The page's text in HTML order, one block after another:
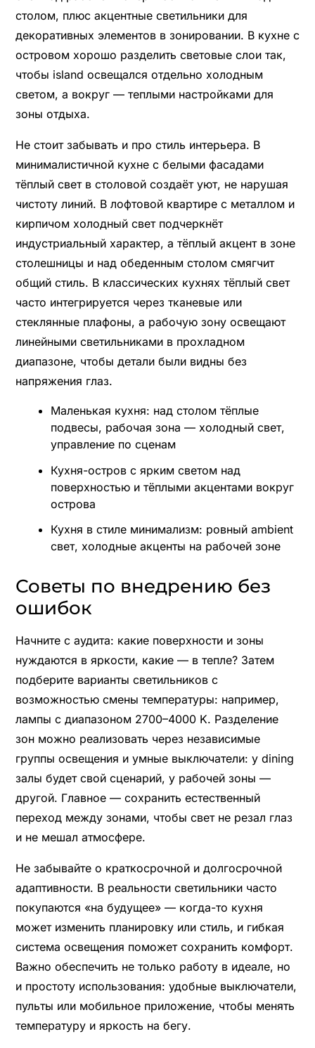
столом, плюс акцентные светильники для
декоративных элементов в зонировании. В кухне с
островом хорошо разделить световые слои так,
чтобы island освещался отдельно холодным
светом, а вокруг — теплыми настройками для
зоны отдыха.
Не стоит забывать и про стиль интерьера. В
минималистичной кухне с белыми фасадами
тёплый свет в столовой создаёт уют, не нарушая
чистоту линий. В лофтовой квартире с металлом и
кирпичом холодный свет подчеркнёт
индустриальный характер, а тёплый акцент в зоне
столешницы и над обеденным столом смягчит
общий стиль. В классических кухнях тёплый свет
часто интегрируется через тканевые или
стеклянные плафоны, а рабочую зону освещают
линейными светильниками в прохладном
диапазоне, чтобы детали были видны без
напряжения глаз.
Маленькая кухня: над столом тёплые
подвесы, рабочая зона — холодный свет,
управление по сценам
Кухня-остров с ярким светом над
поверхностью и тёплыми акцентами вокруг
острова
Кухня в стиле минимализм: ровный ambient
свет, холодные акценты на рабочей зоне
Советы по внедрению без
ошибок
Начните с аудита: какие поверхности и зоны
нуждаются в яркости, какие — в тепле? Затем
подберите варианты светильников с
возможностью смены температуры: например,
лампы с диапазоном 2700–4000 K. Разделение
зон можно реализовать через независимые
группы освещения и умные выключатели: у dining
залы будет свой сценарий, у рабочей зоны —
другой. Главное — сохранить естественный
переход между зонами, чтобы свет не резал глаз
и не мешал атмосфере.
Не забывайте о краткосрочной и долгосрочной
адаптивности. В реальности светильники часто
покупаются «на будущее» — когда-то кухня
может изменить планировку или стиль, и гибкая
система освещения поможет сохранить комфорт.
Важно обеспечить не только работу в идеале, но
и простоту использования: удобные выключатели,
пульты или мобильное приложение, чтобы менять
температуру и яркость на бегу.